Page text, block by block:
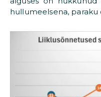
hullumeelsena, paraku